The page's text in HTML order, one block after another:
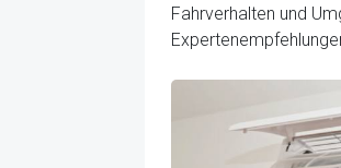
Fahrverhalten und